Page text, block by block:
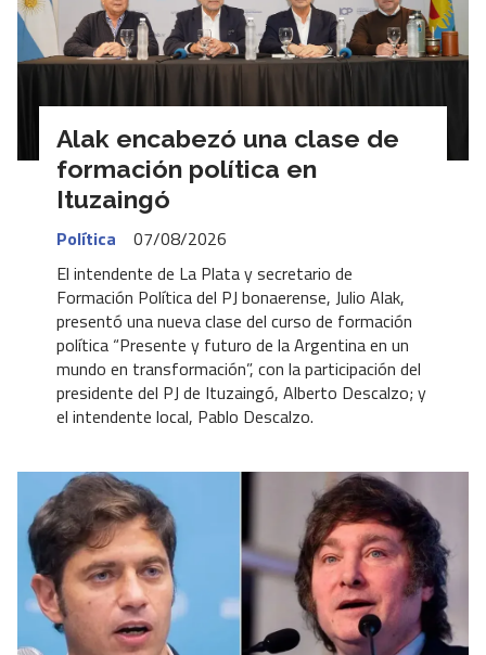
Alak encabezó una clase de
formación política en
Ituzaingó
Política
07/08/2026
El intendente de La Plata y secretario de
Formación Política del PJ bonaerense, Julio Alak,
presentó una nueva clase del curso de formación
política “Presente y futuro de la Argentina en un
mundo en transformación”, con la participación del
presidente del PJ de Ituzaingó, Alberto Descalzo; y
el intendente local, Pablo Descalzo.